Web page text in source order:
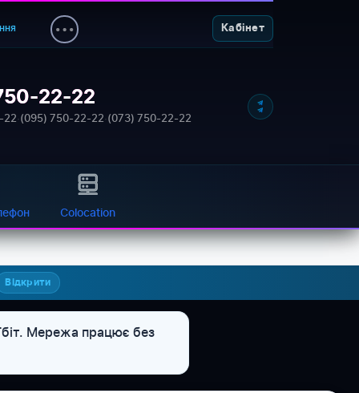
Кабінет
22-22
22·(095) 750-22-22·(073) 750-22-22
Colocation
Відкрити
Мережа працює без